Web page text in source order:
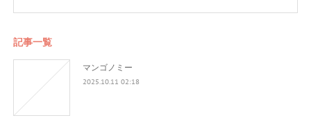
記事一覧
マンゴノミー
2025.10.11 02:18